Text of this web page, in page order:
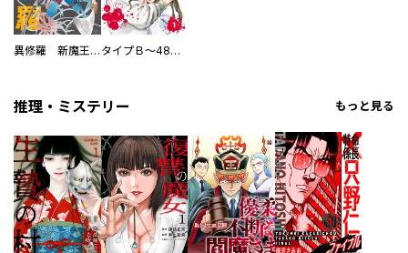
異修羅 新魔王戦争 タイプＢ～48時間後、致死率100％～【単話】
推理・ミステリー もっと見る